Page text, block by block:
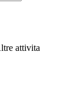
attivita